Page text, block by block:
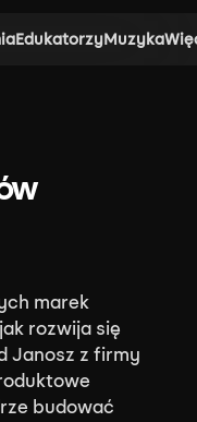
EdukatorzyMuzyka
marek
rozwija się
Janosz z firmy
budować